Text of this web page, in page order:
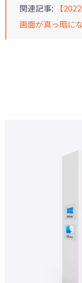
関連記事:
【
画面が真っ暗に